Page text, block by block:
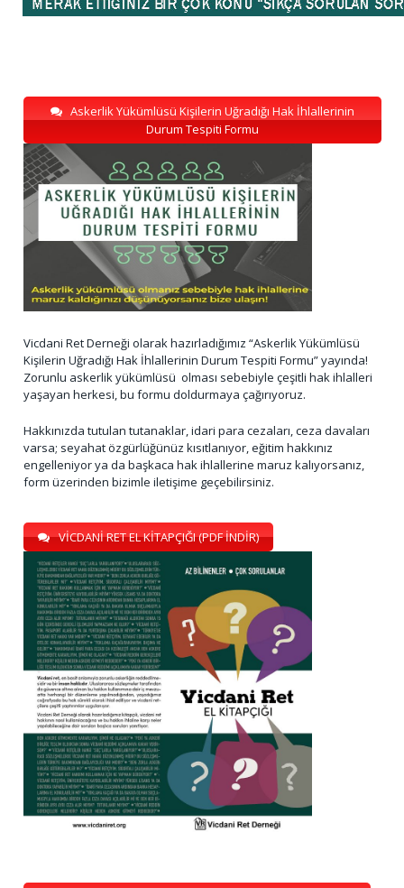
Askerlik Yükümlüsü Kişilerin Uğradığı Hak İhlallerinin
Durum Tespiti Formu
Vicdani Ret Derneği olarak hazırladığımız “Askerlik Yükümlüsü
Kişilerin Uğradığı Hak İhlallerinin Durum Tespiti Formu” yayında!
Zorunlu askerlik yükümlüsü olması sebebiyle çeşitli hak ihlalleri
yaşayan herkesi, bu formu doldurmaya çağırıyoruz.
Hakkınızda tutulan tutanaklar, idari para cezaları, ceza davaları
varsa; seyahat özgürlüğünüz kısıtlanıyor, eğitim hakkınız
engelleniyor ya da başkaca hak ihlallerine maruz kalıyorsanız,
form üzerinden bizimle iletişime geçebilirsiniz.
VİCDANİ RET EL KİTAPÇIĞI (PDF İNDİR)